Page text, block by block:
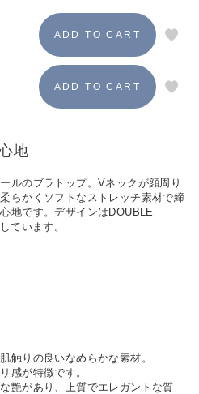
地
ルのブラトップ。Vネックが顔周り
らかくソフトなストレッチ素材で締
地です。デザインはDOUBLE
ています。
触りの良いなめらかな素材。
感が特徴です。
艶があり、上質でエレガントな質